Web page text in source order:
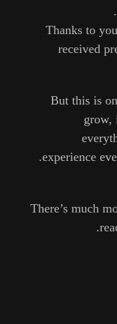
Thanks to
received
But this is
grow,
experience
There’s much